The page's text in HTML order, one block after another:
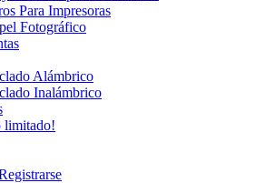
Para Impresoras
Fotográfico
Alámbrico
Inalámbrico
limitado!